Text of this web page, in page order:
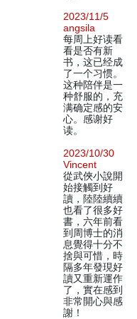
2023/11/5
angsila
每周上好读看
看是否有新
书，这已经成
了一个习惯。
这种陪伴是一
种舒服的，充
满确定感的安
心。感谢好
读。
2023/10/30
Vincent
從武俠小說開
始接觸到好
讀，陸陸續續
也看了很多好
書，六年前看
到周博士的消
息覺得十分不
捨與可惜，時
隔多年發現好
讀又重新運作
了，實在感到
非常開心與感
謝！